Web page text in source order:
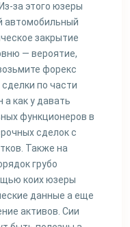
за этого юзеры
автомобильный
закрытие
— вероятие,
форекс
по части
как у давать
функционеров в
сделок с
Также на
грубо
коих юзеры
данные а еще
активов. Сии